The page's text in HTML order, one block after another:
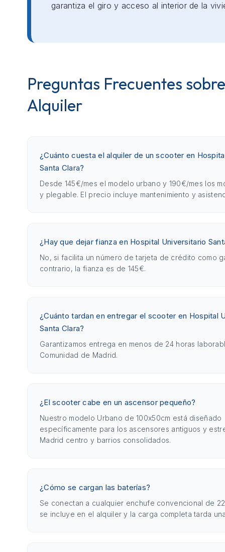
garantiza el giro y acceso al interior de la
Preguntas Frecuentes
Alquiler
¿Cuánto cuesta el alquiler de un scooter en
Santa Clara?
Desde 145€/mes el modelo urbano y 190€/mes los
y plegable. El precio incluye mantenimiento y
¿Hay que dejar fianza en Hospital Universitario
No, si facilita un número de tarjeta de crédito como
contrario, la fianza es de 145€.
¿Cuánto tardan en entregar el scooter en Hospital
Santa Clara?
Garantizamos entrega en menos de 24 horas
Comunidad de Madrid.
¿El scooter cabe en un ascensor pequeño?
Nuestro modelo Urbano de 100x50cm está diseñado
específicamente para los ascensores antiguos y
Madrid centro y barrios consolidados.
¿Cómo se cargan las baterías?
Se conectan a cualquier enchufe convencional de
se incluye en el alquiler y la carga completa tarda